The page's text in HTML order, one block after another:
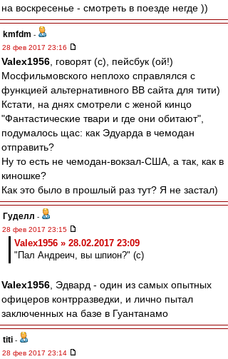
на воскресенье - смотреть в поезде негде ))
kmfdm -
28 фев 2017 23:16
Valex1956 , говорят (с), пейсбук (ой!)
Мосфильмовского неплохо справлялся с
функцией альтернативного ВВ сайта для тити)
Кстати, на днях смотрели с женой кинцо
"Фантастические твари и где они обитают",
подумалось щас: как Эдуарда в чемодан
отправить?
Ну то есть не чемодан-вокзал-США, а так, как в
киношке?
Как это было в прошлый раз тут? Я не застал)
Гуделл -
28 фев 2017 23:15
Valex1956 » 28.02.2017 23:09
"Пал Андреич, вы шпион?" (с)
Valex1956 , Эдвард - один из самых опытных
офицеров контрразведки, и лично пытал
заключенных на базе в Гуантанамо
titi -
28 фев 2017 23:14